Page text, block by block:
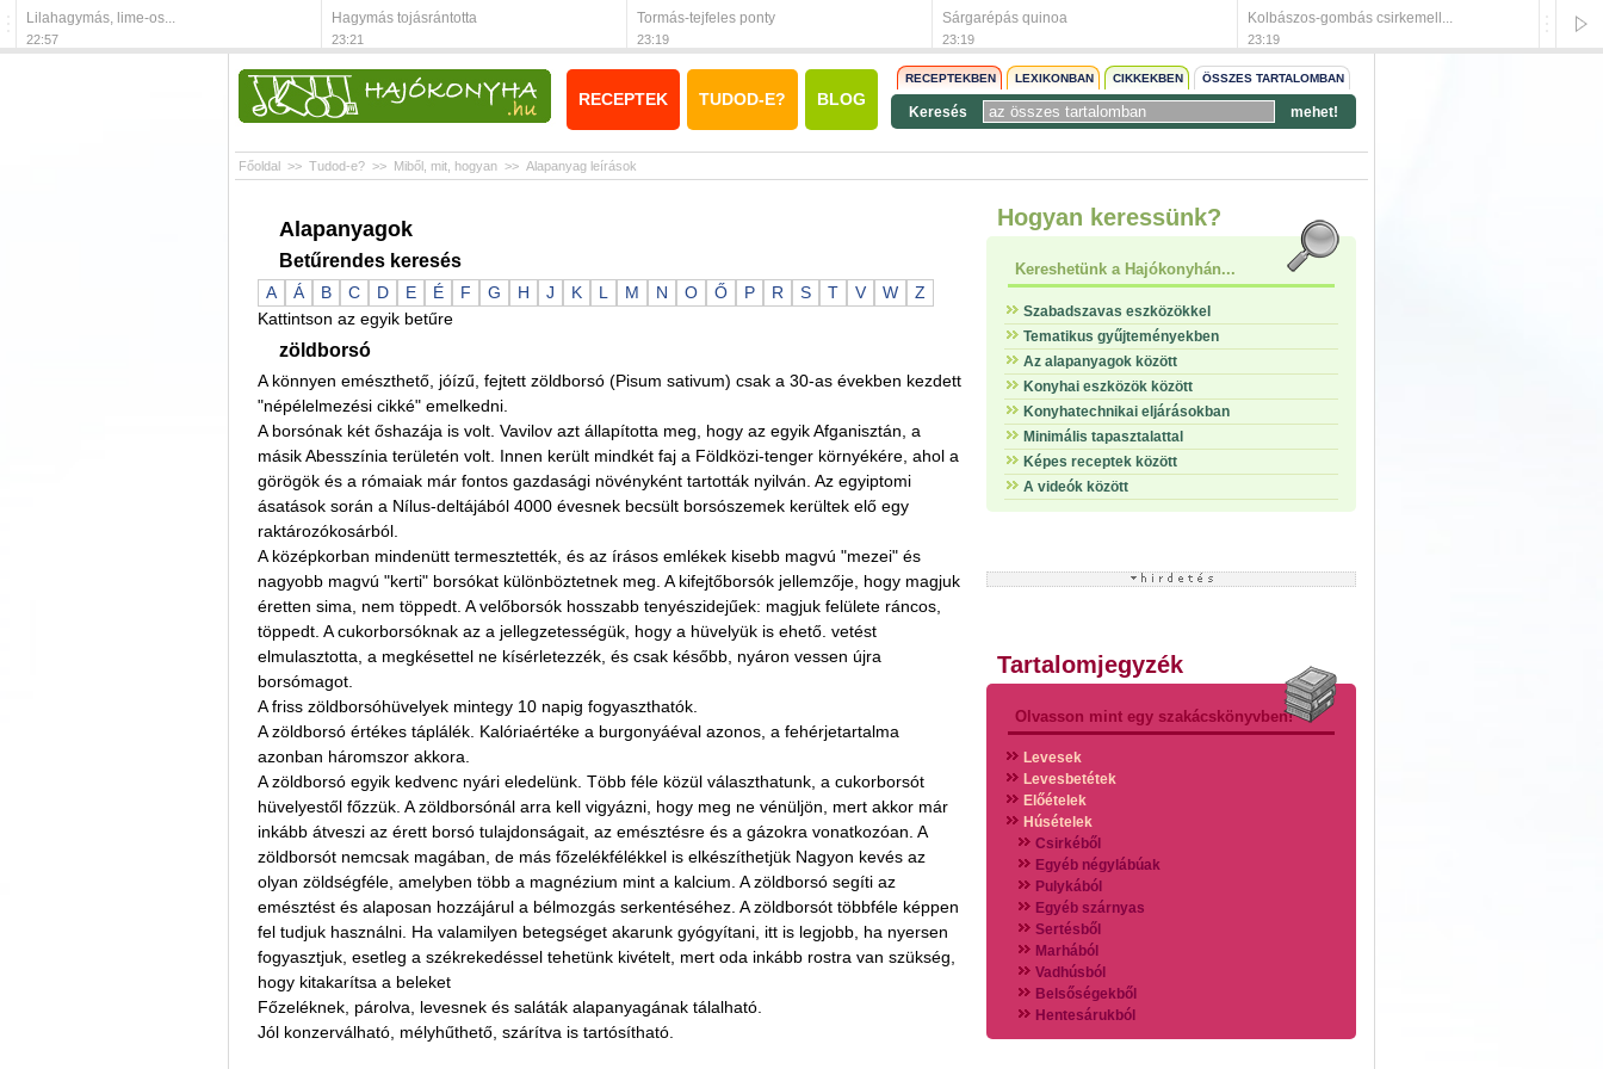
Lilahagymás, lime-os...
22:57
Hagymás tojásrántotta
23:21
Tormás-tejfeles ponty
23:19
Sárgarépás quinoa
23:19
Kolbászos-gombás csirkemell...
23:19
RECEPTEK TUDOD-E? BLOG
RECEPTEKBEN LEXIKONBAN CIKKEKBEN ÖSSZES TARTALOMBAN
Keresés mehet!
Főoldal >> Tudod-e? >> Miből, mit, hogyan >> Alapanyag leírások
Alapanyagok
Betűrendes keresés
A Á B C D E É F G H J K L M N O Ő P R S T V W
Z
Kattintson az egyik betűre
zöldborsó
A könnyen emészthető, jóízű, fejtett zöldborsó (Pisum sativum) csak a 30-as években kezdett
"népélelmezési cikké" emelkedni.
A borsónak két őshazája is volt. Vavilov azt állapította meg, hogy az egyik Afganisztán, a
másik Abesszínia területén volt. Innen került mindkét faj a Földközi-tenger környékére, ahol a
görögök és a rómaiak már fontos gazdasági növényként tartották nyilván. Az egyiptomi
ásatások során a Nílus-deltájából 4000 évesnek becsült borsószemek kerültek elő egy
raktározókosárból.
A középkorban mindenütt termesztették, és az írásos emlékek kisebb magvú "mezei" és
nagyobb magvú "kerti" borsókat különböztetnek meg. A kifejtőborsók jellemzője, hogy magjuk
éretten sima, nem töppedt. A velőborsók hosszabb tenyészidejűek: magjuk felülete ráncos,
töppedt. A cukorborsóknak az a jellegzetességük, hogy a hüvelyük is ehető. vetést
elmulasztotta, a megkésettel ne kísérletezzék, és csak később, nyáron vessen újra
borsómagot.
A friss zöldborsóhüvelyek mintegy 10 napig fogyaszthatók.
A zöldborsó értékes táplálék. Kalóriaértéke a burgonyáéval azonos, a fehérjetartalma
azonban háromszor akkora.
A zöldborsó egyik kedvenc nyári eledelünk. Több féle közül választhatunk, a cukorborsót
hüvelyestől főzzük. A zöldborsónál arra kell vigyázni, hogy meg ne vénüljön, mert akkor már
inkább átveszi az érett borsó tulajdonságait, az emésztésre és a gázokra vonatkozóan. A
zöldborsót nemcsak magában, de más főzelékfélékkel is elkészíthetjük Nagyon kevés az
olyan zöldségféle, amelyben több a magnézium mint a kalcium. A zöldborsó segíti az
emésztést és alaposan hozzájárul a bélmozgás serkentéséhez. A zöldborsót többféle képpen
fel tudjuk használni. Ha valamilyen betegséget akarunk gyógyítani, itt is legjobb, ha nyersen
fogyasztjuk, esetleg a székrekedéssel tehetünk kivételt, mert oda inkább rostra van szükség,
hogy kitakarítsa a beleket
Főzeléknek, párolva, levesnek és saláták alapanyagának tálalható.
Jól konzerválható, mélyhűthető, szárítva is tartósítható.
Hogyan keressünk?
Kereshetünk a Hajókonyhán...
Szabadszavas eszközökkel
Tematikus gyűjteményekben
Az alapanyagok között
Konyhai eszközök között
Konyhatechnikai eljárásokban
Minimális tapasztalattal
Képes receptek között
A videók között
Tartalomjegyzék
Olvasson mint egy szakácskönyvben!
Levesek
Levesbetétek
Előételek
Húsételek
Csirkéből
Egyéb négylábúak
Pulykából
Egyéb szárnyas
Sertésből
Marhából
Vadhúsból
Belsőségekből
Hentesárukból
Vadszárnyasokból